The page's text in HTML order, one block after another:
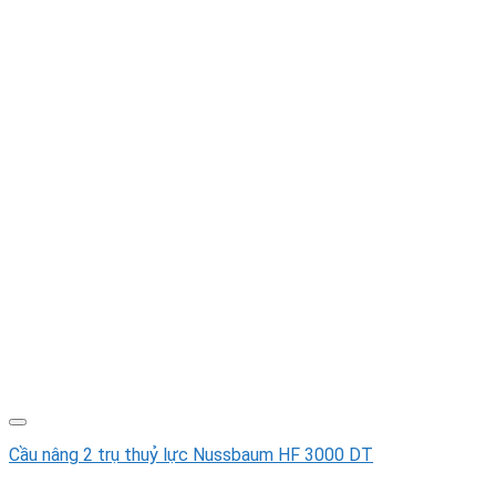
Cầu nâng 2 trụ thuỷ lực Nussbaum HF 3000 DT